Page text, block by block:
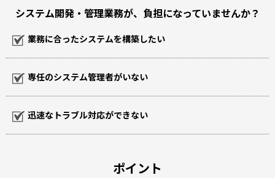
システム開発・管理業務が、負担になっていませんか？
業務に合ったシステムを構築したい
専任のシステム管理者がいない
迅速なトラブル対応ができない
ポイント